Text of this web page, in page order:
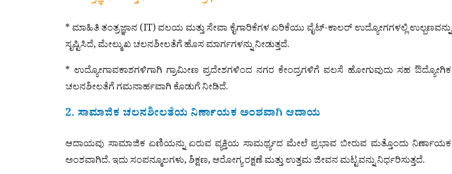
* ಮಾಹಿತಿ ತಂತ್ರಜ್ಞಾನ (IT) ವಲಯ ಮತ್ತು ಸೇವಾ ಕೈಗಾರಿಕೆಗಳ ಏರಿಕೆಯು ವೈಟ್-ಕಾಲರ್ ಉದ್ಯೋಗಗಳಲ್ಲಿ ಉಲ್ಬಣವನ್ನು
ಸೃಷ್ಟಿಸಿದೆ, ಮೇಲ್ಮುಖ ಚಲನಶೀಲತೆಗೆ ಹೊಸ ಮಾರ್ಗಗಳನ್ನು ನೀಡುತ್ತದೆ.
* ಉದ್ಯೋಗಾವಕಾಶಗಳಿಗಾಗಿ ಗ್ರಾಮೀಣ ಪ್ರದೇಶಗಳಿಂದ ನಗರ ಕೇಂದ್ರಗಳಿಗೆ ವಲಸೆ ಹೋಗುವುದು ಸಹ ಔದ್ಯೋಗಿಕ
ಚಲನಶೀಲತೆಗೆ ಗಮನಾರ್ಹವಾಗಿ ಕೊಡುಗೆ ನೀಡಿದೆ.
2. ಸಾಮಾಜಿಕ ಚಲನಶೀಲತೆಯ ನಿರ್ಣಾಯಕ ಅಂಶವಾಗಿ ಆದಾಯ
ಆದಾಯವು ಸಾಮಾಜಿಕ ಏಣಿಯನ್ನು ಏರುವ ವ್ಯಕ್ತಿಯ ಸಾಮರ್ಥ್ಯದ ಮೇಲೆ ಪ್ರಭಾವ ಬೀರುವ ಮತ್ತೊಂದು ನಿರ್ಣಾಯಕ
ಅಂಶವಾಗಿದೆ. ಇದು ಸಂಪನ್ಮೂಲಗಳು, ಶಿಕ್ಷಣ, ಆರೋಗ್ಯ ರಕ್ಷಣೆ ಮತ್ತು ಉತ್ತಮ ಜೀವನ ಮಟ್ಟವನ್ನು ನಿರ್ಧರಿಸುತ್ತದೆ.